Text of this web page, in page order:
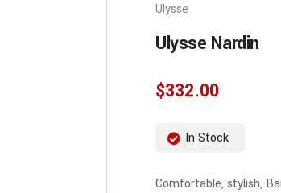
Ulysse
Ulysse Nardin
$332.00
In Stock
Comfortable, stylish,